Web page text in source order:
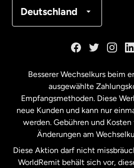
Deutschland
Malaysia
Neuseeland
Niederlande
Besserer Wechselkurs beim
ausgewählte
Empfangsmethoden. Diese
neue Kunden und kann nur
werden. Gebühren und
Änderungen am
Diese Aktion darf nicht
WorldRemit behält sich vor,